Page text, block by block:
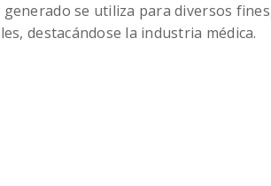
se utiliza para diversos
destacándose la industria médica.